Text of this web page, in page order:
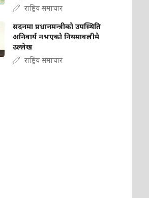
राष्ट्रिय समाचार
सदनमा प्रधानमन्त्रीको उपस्थिति
अनिवार्य नभएको नियमावलीमै
उल्लेख
राष्ट्रिय समाचार